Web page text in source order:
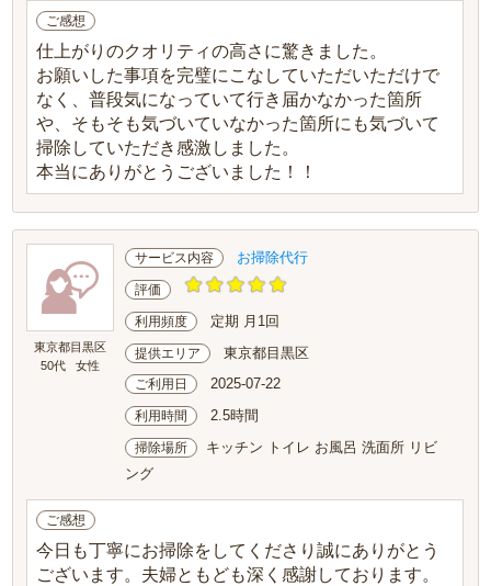
ご感想
仕上がりのクオリティの高さに驚きました。
お願いした事項を完璧にこなしていただいただけで
なく、普段気になっていて行き届かなかった箇所
や、そもそも気づいていなかった箇所にも気づいて
掃除していただき感激しました。
本当にありがとうございました！！
東京都目黒区
50代
女性
サービス内容 お掃除代行
評価
利用頻度 定期 月1回
提供エリア 東京都目黒区
ご利用日 2025-07-22
利用時間 2.5時間
掃除場所
キッチン トイレ お風呂 洗面所 リビ
ング
ご感想
今日も丁寧にお掃除をしてくださり誠にありがとう
ございます。夫婦ともども深く感謝しております。